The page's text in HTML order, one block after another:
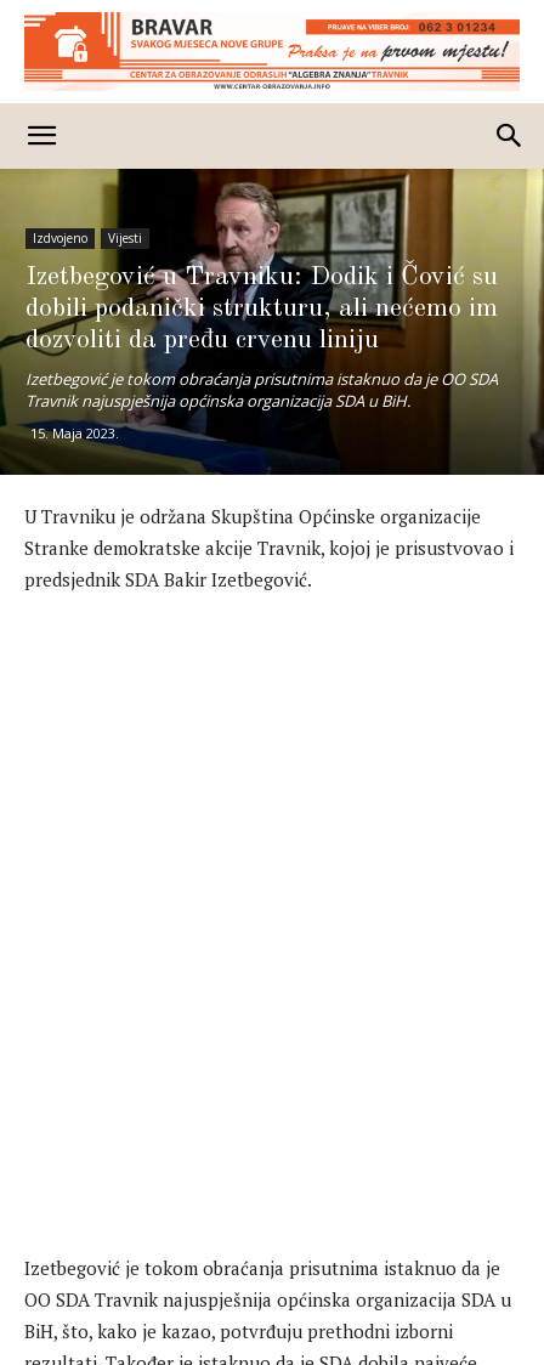
Izdvojeno Vijesti
Izetbegović u Travniku: Dodik i Čović su
dobili podanički strukturu, ali nećemo im
dozvoliti da pređu crvenu liniju
Izetbegović je tokom obraćanja prisutnima istaknuo da je OO SDA
Travnik najuspješnija općinska organizacija SDA u BiH.
15. Maja 2023.
U Travniku je održana Skupština Općinske organizacije
Stranke demokratske akcije Travnik, kojoj je prisustvovao i
predsjednik SDA Bakir Izetbegović.
Izetbegović je tokom obraćanja prisutnima istaknuo da je
OO SDA Travnik najuspješnija općinska organizacija SDA u
BiH, što, kako je kazao, potvrđuju prethodni izborni